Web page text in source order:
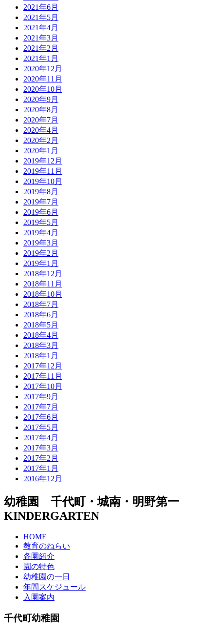
2021年6月
2021年5月
2021年4月
2021年3月
2021年2月
2021年1月
2020年12月
2020年11月
2020年10月
2020年9月
2020年8月
2020年7月
2020年4月
2020年2月
2020年1月
2019年12月
2019年11月
2019年10月
2019年8月
2019年7月
2019年6月
2019年5月
2019年4月
2019年3月
2019年2月
2019年1月
2018年12月
2018年11月
2018年10月
2018年7月
2018年6月
2018年5月
2018年4月
2018年3月
2018年1月
2017年12月
2017年11月
2017年10月
2017年9月
2017年7月
2017年6月
2017年5月
2017年4月
2017年3月
2017年2月
2017年1月
2016年12月
幼稚園 千代町・城南・明野第一
KINDERGARTEN
HOME
教育のねらい
各園紹介
園の特色
幼稚園の一日
年間スケジュール
入園案内
千代町幼稚園